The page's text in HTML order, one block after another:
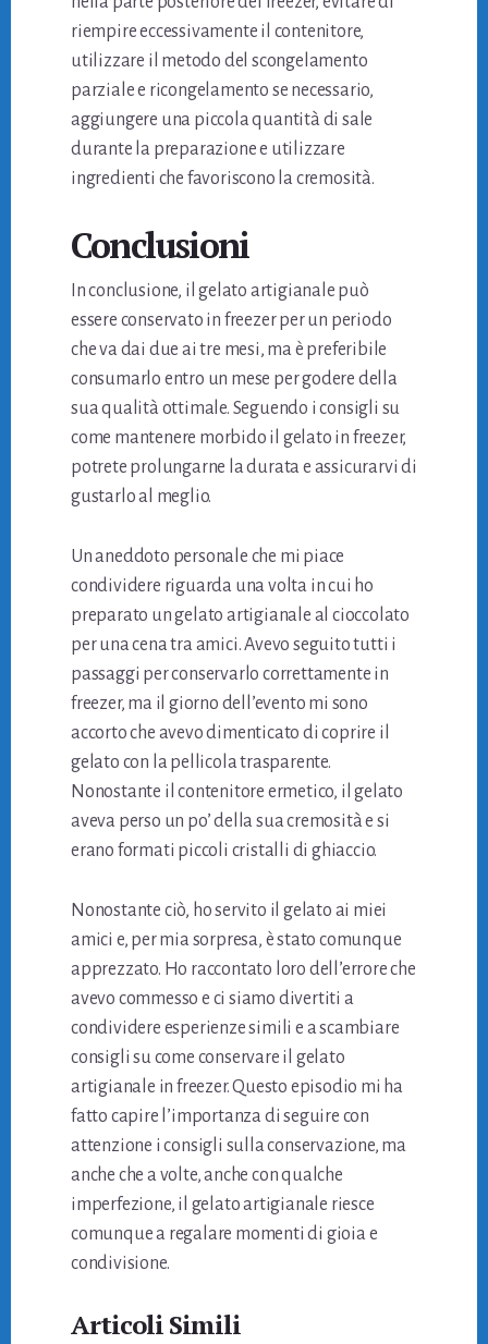
riempire eccessivamente il contenitore,
utilizzare il metodo del scongelamento
parziale e ricongelamento se necessario,
aggiungere una piccola quantità di sale
durante la preparazione e utilizzare
ingredienti che favoriscono la cremosità.
Conclusioni
In conclusione, il gelato artigianale può
essere conservato in freezer per un periodo
che va dai due ai tre mesi, ma è preferibile
consumarlo entro un mese per godere della
sua qualità ottimale. Seguendo i consigli su
come mantenere morbido il gelato in freezer,
potrete prolungarne la durata e assicurarvi di
gustarlo al meglio.
Un aneddoto personale che mi piace
condividere riguarda una volta in cui ho
preparato un gelato artigianale al cioccolato
per una cena tra amici. Avevo seguito tutti i
passaggi per conservarlo correttamente in
freezer, ma il giorno dell’evento mi sono
accorto che avevo dimenticato di coprire il
gelato con la pellicola trasparente.
Nonostante il contenitore ermetico, il gelato
aveva perso un po’ della sua cremosità e si
erano formati piccoli cristalli di ghiaccio.
Nonostante ciò, ho servito il gelato ai miei
amici e, per mia sorpresa, è stato comunque
apprezzato. Ho raccontato loro dell’errore che
avevo commesso e ci siamo divertiti a
condividere esperienze simili e a scambiare
consigli su come conservare il gelato
artigianale in freezer. Questo episodio mi ha
fatto capire l’importanza di seguire con
attenzione i consigli sulla conservazione, ma
anche che a volte, anche con qualche
imperfezione, il gelato artigianale riesce
comunque a regalare momenti di gioia e
condivisione.
Articoli Simili